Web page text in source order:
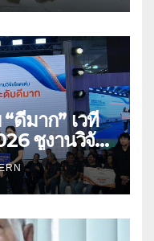
ดีมาก” เวที
ชูงานวิจัย
กรรมสู่เชิง